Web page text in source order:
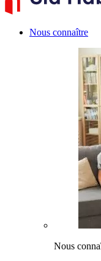
Nous connaître
Nous